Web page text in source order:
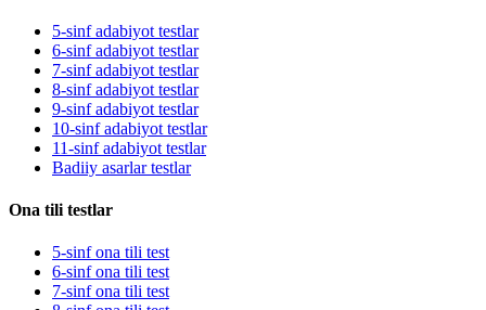
5-sinf adabiyot testlar
6-sinf adabiyot testlar
7-sinf adabiyot testlar
8-sinf adabiyot testlar
9-sinf adabiyot testlar
10-sinf adabiyot testlar
11-sinf adabiyot testlar
Badiiy asarlar testlar
Ona tili testlar
5-sinf ona tili test
6-sinf ona tili test
7-sinf ona tili test